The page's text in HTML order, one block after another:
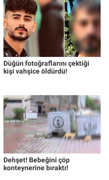
Düğün fotoğraflarını çektiği
kişi vahşice öldürdü!
Dehşet! Bebeğini çöp
konteynerine bıraktı!